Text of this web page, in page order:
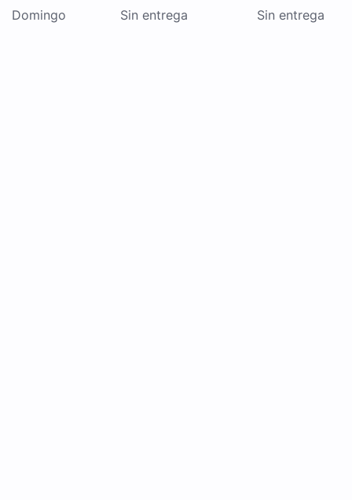
Domingo Sin entrega Sin entrega